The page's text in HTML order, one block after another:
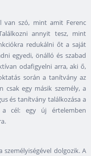
van szó, mint amit Ferenc
annyit tesz, mint
redukálni őt a saját
egyedi, önálló és szabad
odafigyelni arra, aki ő,
során a tanítvány az
csak egy másik személy, a
és tanítvány találkozása a
cél: egy új értelemben
dolgozik. A